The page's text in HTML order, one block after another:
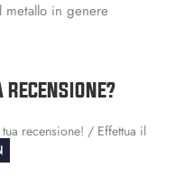
in genere
RECENSIONE?
recensione! / Effettua il